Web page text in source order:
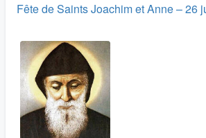
Fête de Saints Joachim et Anne – 26